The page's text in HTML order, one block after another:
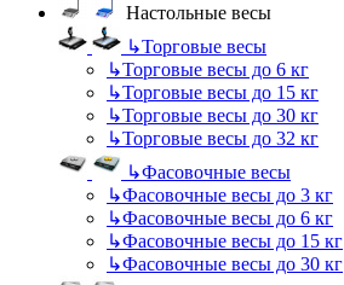
Настольные весы
↳Торговые весы
↳Торговые весы до 6 кг
↳Торговые весы до 15 кг
↳Торговые весы до 30 кг
↳Торговые весы до 32 кг
↳Фасовочные весы
↳Фасовочные весы до 3 кг
↳Фасовочные весы до 6 кг
↳Фасовочные весы до 15 кг
↳Фасовочные весы до 30 кг